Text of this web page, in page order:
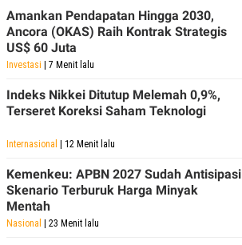
Amankan Pendapatan Hingga 2030,
Ancora (OKAS) Raih Kontrak Strategis
US$ 60 Juta
Investasi | 7 Menit lalu
Indeks Nikkei Ditutup Melemah 0,9%,
Terseret Koreksi Saham Teknologi
Internasional | 12 Menit lalu
Kemenkeu: APBN 2027 Sudah Antisipasi
Skenario Terburuk Harga Minyak
Mentah
Nasional | 23 Menit lalu